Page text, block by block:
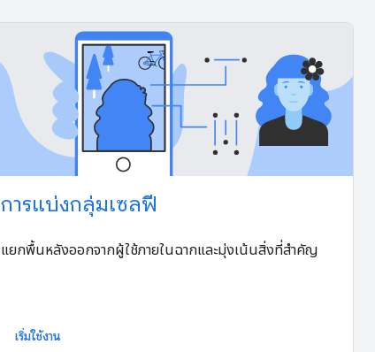
การแบ่งกลุ่มเซลฟี
แยกพื้นหลังออกจากผู้ใช้ภายในฉากและมุ่งเน้นสิ่งที่สำคัญ
เริ่มใช้งาน